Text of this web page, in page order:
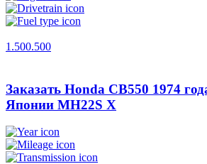
1.500.500
Заказать Honda CB550 1974
Японии MH22S X